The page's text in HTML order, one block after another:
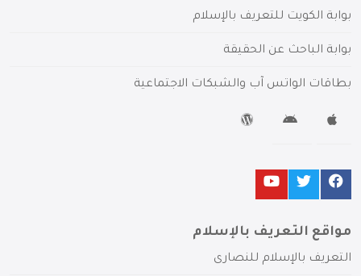
بوابة الكويت للتعريف بالإسلام
بوابة الباحث عن الحقيقة
بطاقات الواتس آب والشبكات الاجتماعية
مواقع التعريف بالإسلام
التعريف بالإسلام للنصارى